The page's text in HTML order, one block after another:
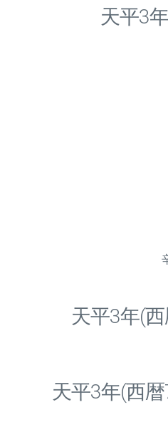
天平3
天平3年(
天平3年(西